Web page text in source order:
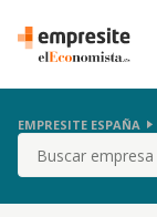
EMPRESITE ESPAÑA
Buscar